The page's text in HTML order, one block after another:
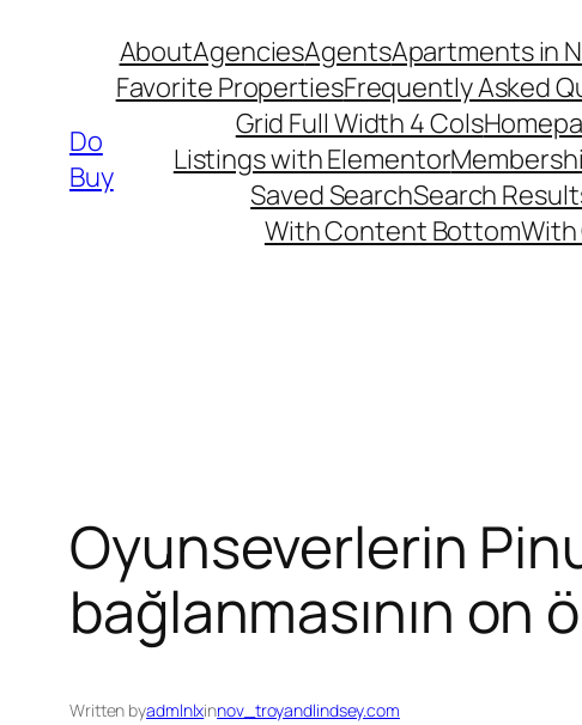
Do
Buy
AboutAgenciesAgentsApartments in
Favorite PropertiesFrequently Asked
Grid Full Width 4 Cols
Listings with Elementor
Saved SearchSearch
With Content Bottom
Oyunseverlerin
bağlanmasının on
Written byadmlnlxinnov_troyandlindsey.com